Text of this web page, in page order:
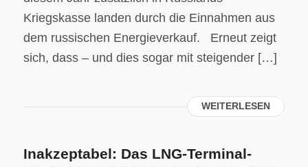
Kriegskasse landen durch die Einnahmen aus
dem russischen Energieverkauf. Erneut zeigt
sich, dass – und dies sogar mit steigender […]
WEITERLESEN
Inakzeptabel: Das LNG-Terminal-